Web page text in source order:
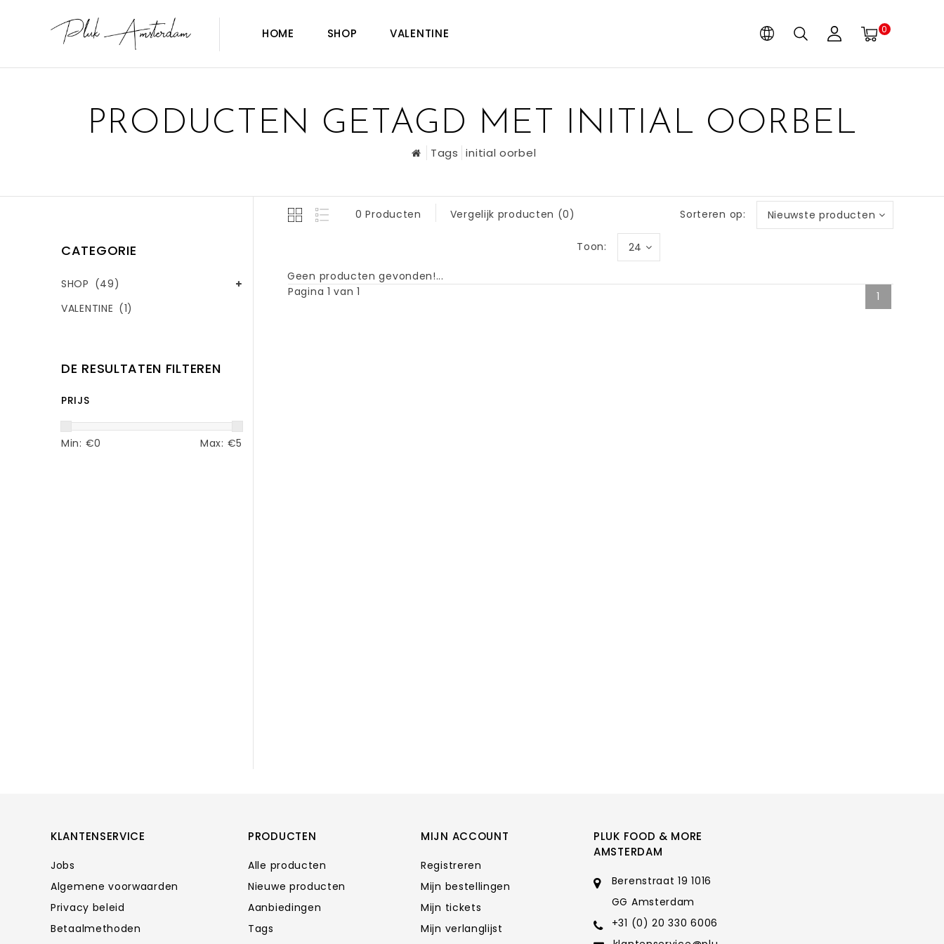
HOME SHOP VALENTINE 0
PRODUCTEN GETAGD MET INITIAL OORBEL
Tags initial oorbel
CATEGORIE
SHOP (49)
VALENTINE (1)
DE RESULTATEN FILTEREN
PRIJS
Min: €0 Max: €5
0 Producten Vergelijk producten (0) Sorteren op: Nieuwste producten
Toon: 24
Geen producten gevonden!...
Pagina 1 van 1
1
KLANTENSERVICE
Jobs
Algemene voorwaarden
Privacy beleid
Betaalmethoden
PRODUCTEN
Alle producten
Nieuwe producten
Aanbiedingen
Tags
MIJN ACCOUNT
Registreren
Mijn bestellingen
Mijn tickets
Mijn verlanglijst
PLUK FOOD & MORE
AMSTERDAM
Berenstraat 19 1016
GG Amsterdam
+31 (0) 20 330 6006